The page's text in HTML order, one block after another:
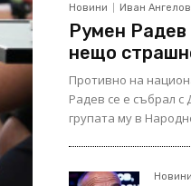
Новини Иван Ангелов
Румен Радев
нещо
Противно на
Радев се е събрал с
групата му в
Новини